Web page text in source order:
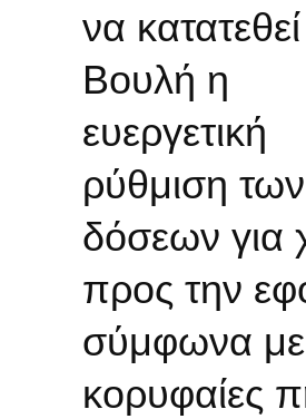
να
Βουλή η
ευεργετική
ρύθμιση
δόσεων για
προς την
σύμφωνα με
κορυφαίες